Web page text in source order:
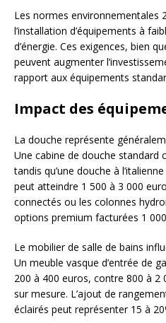
Les normes environnementales
l’installation d’équipements à
d’énergie. Ces exigences, bien
peuvent augmenter
rapport aux équipements
Impact des
La douche représente
Une cabine de douche standard
tandis qu’une douche à
peut atteindre 1 500 à 3 000
connectés ou les colonnes
options premium facturées 1
Le mobilier de salle de bains
Un meuble vasque d’entrée de
200 à 400 euros, contre 800 à
sur mesure. L’ajout de
éclairés peut représenter 15 à